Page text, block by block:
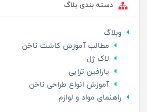
دسته بندی بلاگ
وبلاگ
مطالب آموزش کاشت ناخن
لاک ژل
پارافین تراپی
آموزش انواع طراحی ناخن
راهنمای مواد و لوازم